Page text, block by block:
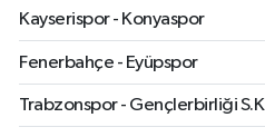
Kayserispor - Konyaspor
Fenerbahçe - Eyüpspor
Trabzonspor - Gençlerbirliği